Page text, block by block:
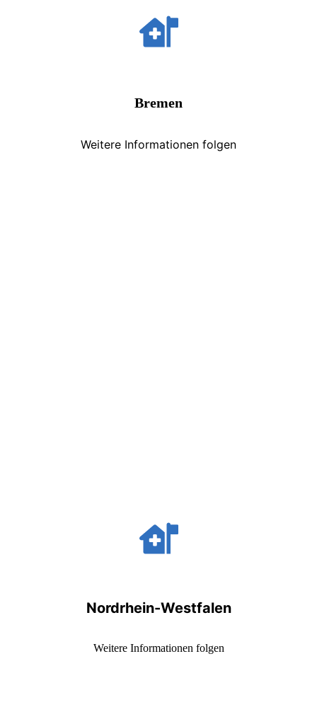
Bremen
Weitere Informationen folgen
Nordrhein-Westfalen
Weitere Informationen folgen